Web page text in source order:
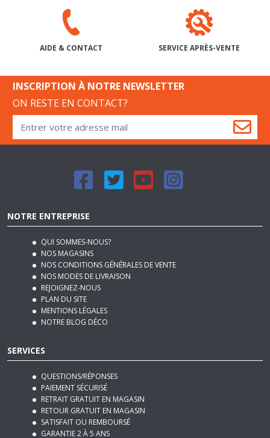
AIDE & CONTACT SERVICE APRÈS-VENTE
ON RESTE EN CONTACT?
NOTRE ENTREPRISE
QUI SOMMES-NOUS?
NOS MAGASINS
NOS CONDITIONS GÉNÉRALES DE VENTE
NOS MODES DE LIVRAISON
REJOIGNEZ-NOUS
PLAN DU SITE
MENTIONS LÉGALES
NOTRE BLOG DÉCO
SERVICES
QUESTIONS/RÉPONSES
PAIEMENT SÉCURISÉ
RETRAIT GRATUIT EN MAGASIN
RETOUR GRATUIT EN MAGASIN
SATISFAIT OU REMBOURSÉ
GARANTIE 2 À 5 ANS
AIDE & CONTACT
NOTRE SERVICE APRÈS VENTE